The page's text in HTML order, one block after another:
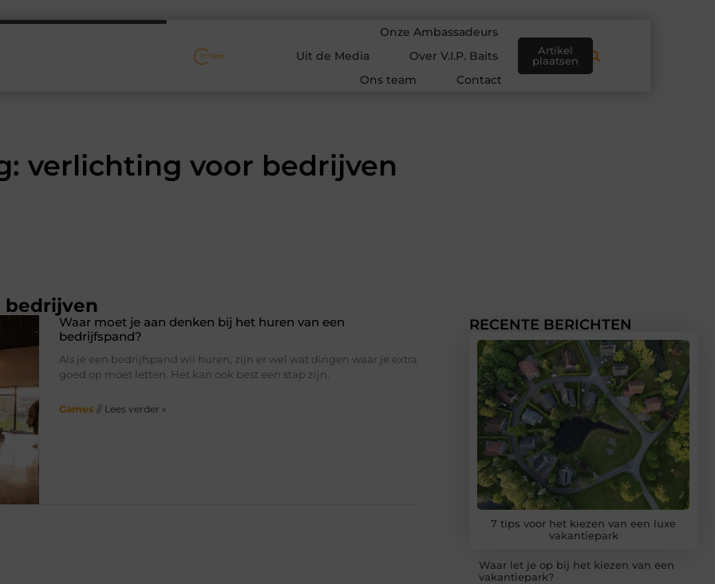
Onze Ambassadeurs
Uit de Media
Over V.I.P. Baits
Ons team
Contact
Artikel
plaatsen
verlichting voor bedrijven
Waar moet je aan denken bij het huren van een
bedrijfspand?
Als je een bedrijfspand wil huren, zijn er wel wat dingen waar je extra
goed op moet letten. Het kan ook best een stap zijn.
Games // Lees verder »
RECENTE BERICHTEN
7 tips voor het kiezen van een luxe
vakantiepark
Waar let je op bij het kiezen van een
vakantiepark?